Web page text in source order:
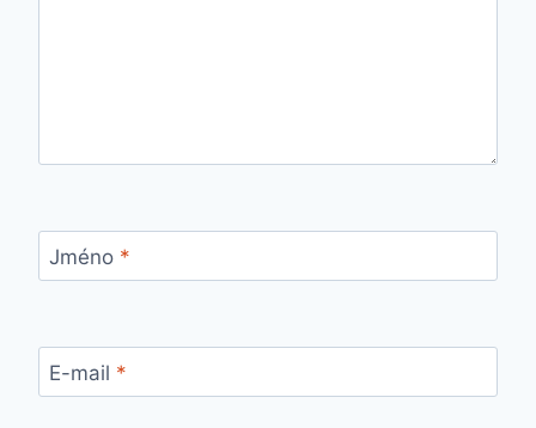
Jméno *
E-mail *